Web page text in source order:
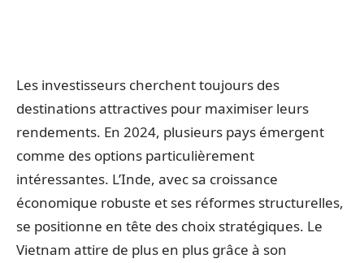
Les investisseurs cherchent toujours des
destinations attractives pour maximiser leurs
rendements. En 2024, plusieurs pays émergent
comme des options particulièrement
intéressantes. L’Inde, avec sa croissance
économique robuste et ses réformes structurelles,
se positionne en tête des choix stratégiques. Le
Vietnam attire de plus en plus grâce à son